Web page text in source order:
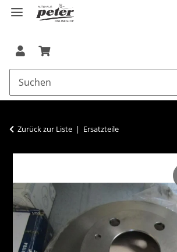
Zurück zur Liste Ersatzteile